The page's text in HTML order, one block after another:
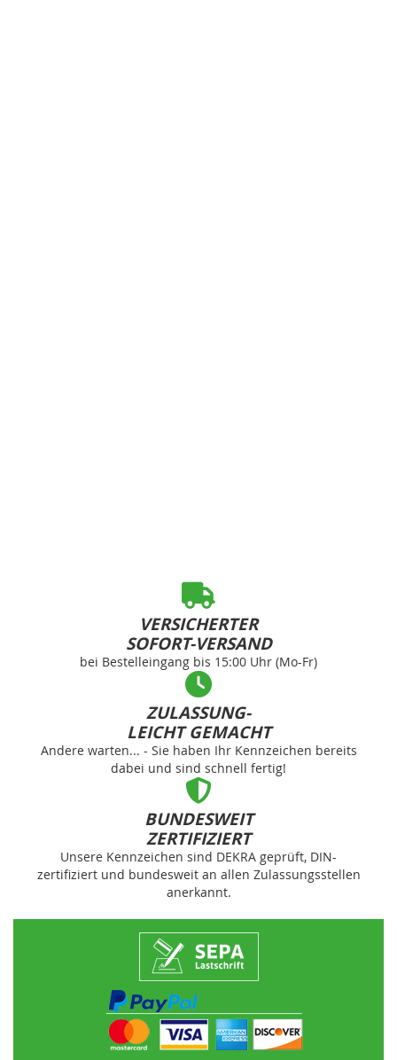
VERSICHERTER
SOFORT-VERSAND
bei Bestelleingang bis 15:00 Uhr (Mo-Fr)
ZULASSUNG-
LEICHT GEMACHT
Andere warten... - Sie haben Ihr Kennzeichen bereits
dabei und sind schnell fertig!
BUNDESWEIT
ZERTIFIZIERT
Unsere Kennzeichen sind DEKRA geprüft, DIN-
zertifiziert und bundesweit an allen Zulassungsstellen
anerkannt.